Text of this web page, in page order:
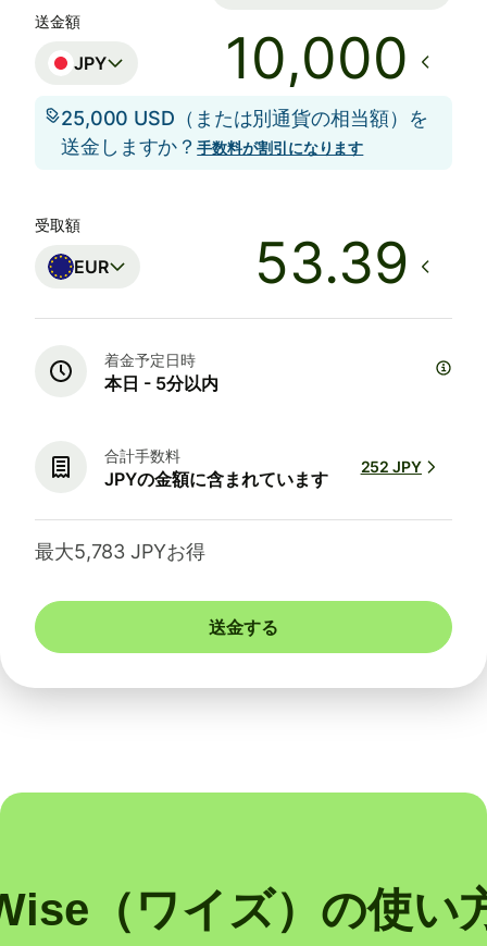
送金額
JPY
25,000 USD（または別通貨の相当額）を
送金しますか？手数料が割引になります
受取額
EUR
着金予定日時
本日 - 5分以内
合計手数料
JPYの金額に含まれています
252 JPY
最大5,783 JPYお得
送金する
（ワイズ）の使い